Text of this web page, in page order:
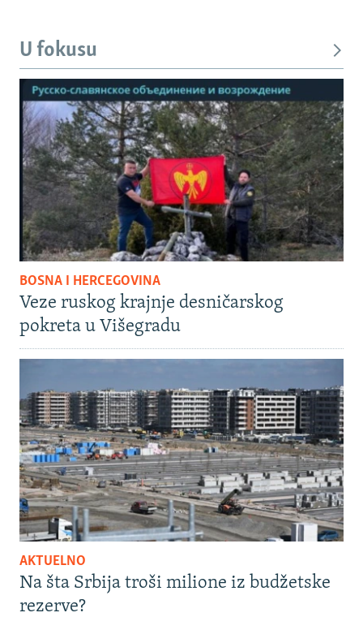
U fokusu
BOSNA I HERCEGOVINA
Veze ruskog krajnje desničarskog
pokreta u Višegradu
AKTUELNO
Na šta Srbija troši milione iz budžetske
rezerve?